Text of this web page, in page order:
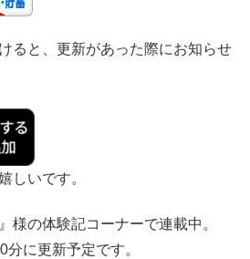
ると、更新があった際にお知らせ
しいです。
様の体験記コーナーで連載中。
に更新予定です。